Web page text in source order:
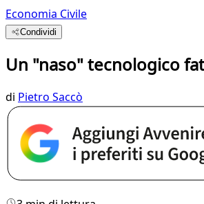
Economia Civile
Condividi
Un "naso" tecnologico
di Pietro Saccò